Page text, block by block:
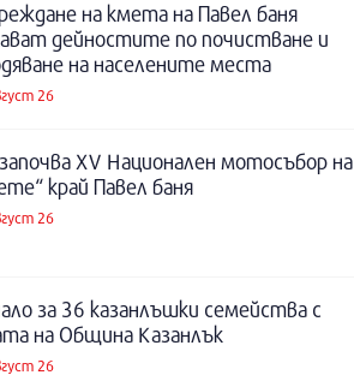
на кмета на Павел баня
дейностите по почистване и
на населените места
26
XV Национален мотосъбор на
край Павел баня
26
за 36 казанлъшки семейства с
на Община Казанлък
26